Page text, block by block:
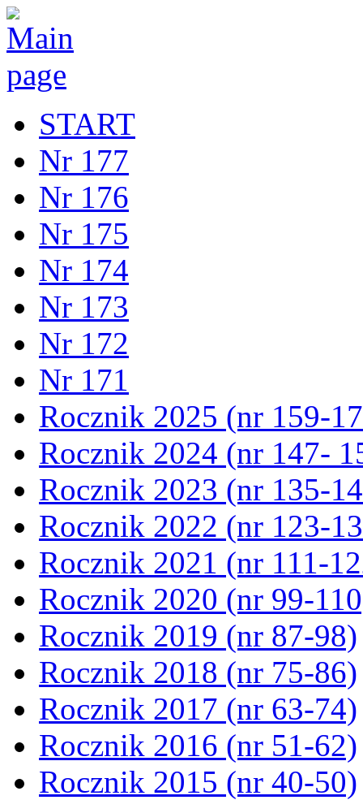
START
Nr 177
Nr 176
Nr 175
Nr 174
Nr 173
Nr 172
Nr 171
Rocznik 2025 (nr 159-
Rocznik 2024 (nr 147-
Rocznik 2023 (nr 135-
Rocznik 2022 (nr 123-
Rocznik 2021 (nr 111-
Rocznik 2020 (nr 99-
Rocznik 2019 (nr 87-98)
Rocznik 2018 (nr 75-86)
Rocznik 2017 (nr 63-74)
Rocznik 2016 (nr 51-62)
Rocznik 2015 (nr 40-50)